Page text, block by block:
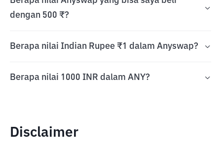
dengan 500 ₹?
Berapa nilai Indian Rupee ₹1 dalam Anyswap?
Berapa nilai 1000 INR dalam ANY?
Disclaimer